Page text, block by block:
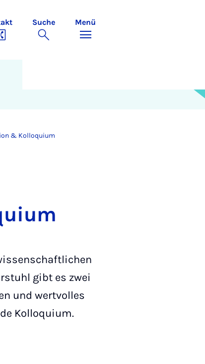
Suche Menü
& Kolloquium
gibt es zwei
und wertvolles
Kolloquium.